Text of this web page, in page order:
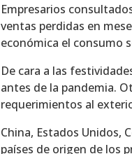
Empresarios
ventas perdidas en
económica el consumo
De cara a las
antes de la pandemia.
requerimientos al
China, Estados Unidos,
países de origen de los